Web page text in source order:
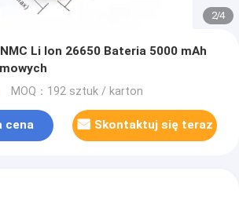
2/4
Li Ion 26650 Bateria 5000 mAh
MOQ：192 sztuk / karton
cena Skontaktuj się teraz